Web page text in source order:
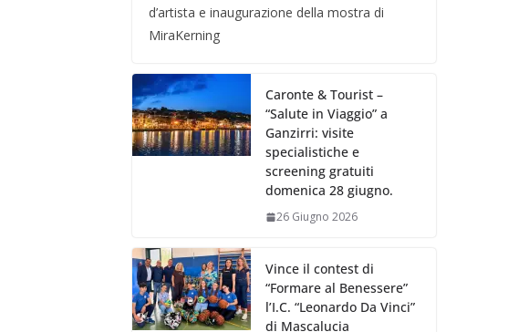
d’artista e inaugurazione della mostra di
MiraKerning
Caronte & Tourist –
“Salute in Viaggio” a
Ganzirri: visite
specialistiche e
screening gratuiti
domenica 28 giugno.
26 Giugno 2026
Vince il contest di
“Formare al Benessere”
l’I.C. “Leonardo Da Vinci”
di Mascalucia